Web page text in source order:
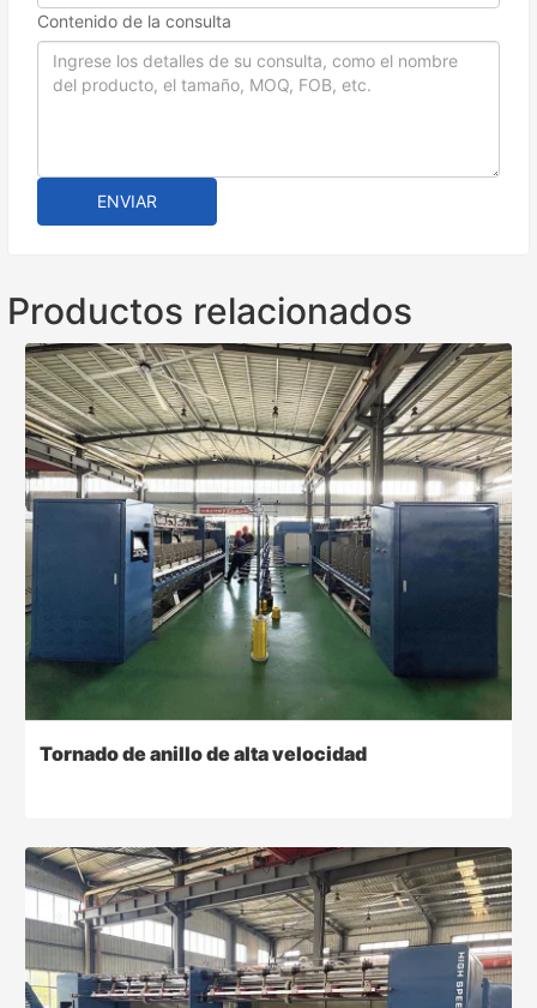
Contenido de la consulta
ENVIAR
Productos relacionados
Tornado de anillo de alta velocidad